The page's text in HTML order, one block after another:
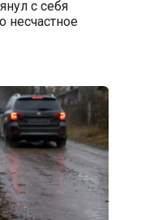
с себя
несчастное